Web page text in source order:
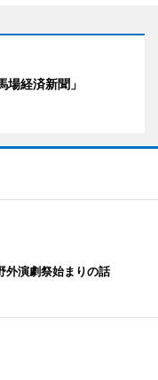
場経済新聞」
外演劇祭始まりの話